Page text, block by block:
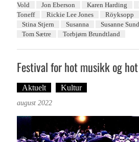
Vold
Jon Eberson Karen Harding
Toneff
Rickie Lee Jones Röyksopp
Stina Stjern
Susanna Susanne
Tom Sætre
Torbjørn Brundtland
Festival for hot musikk og
Aktuelt Kultur
august 2022